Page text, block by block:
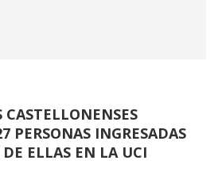
CASTELLONENSES
PERSONAS INGRESADAS
ELLAS EN LA UCI